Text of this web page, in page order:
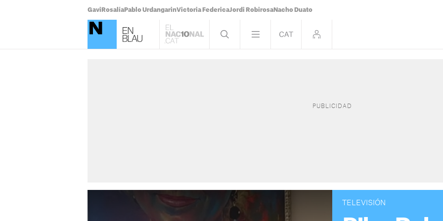
Gavi Rosalía Pablo UrdangarinVictoria FedericaJordi Robirosa Nacho Duato
TELEVISIÓN